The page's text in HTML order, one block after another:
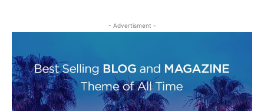
- Advertisment -